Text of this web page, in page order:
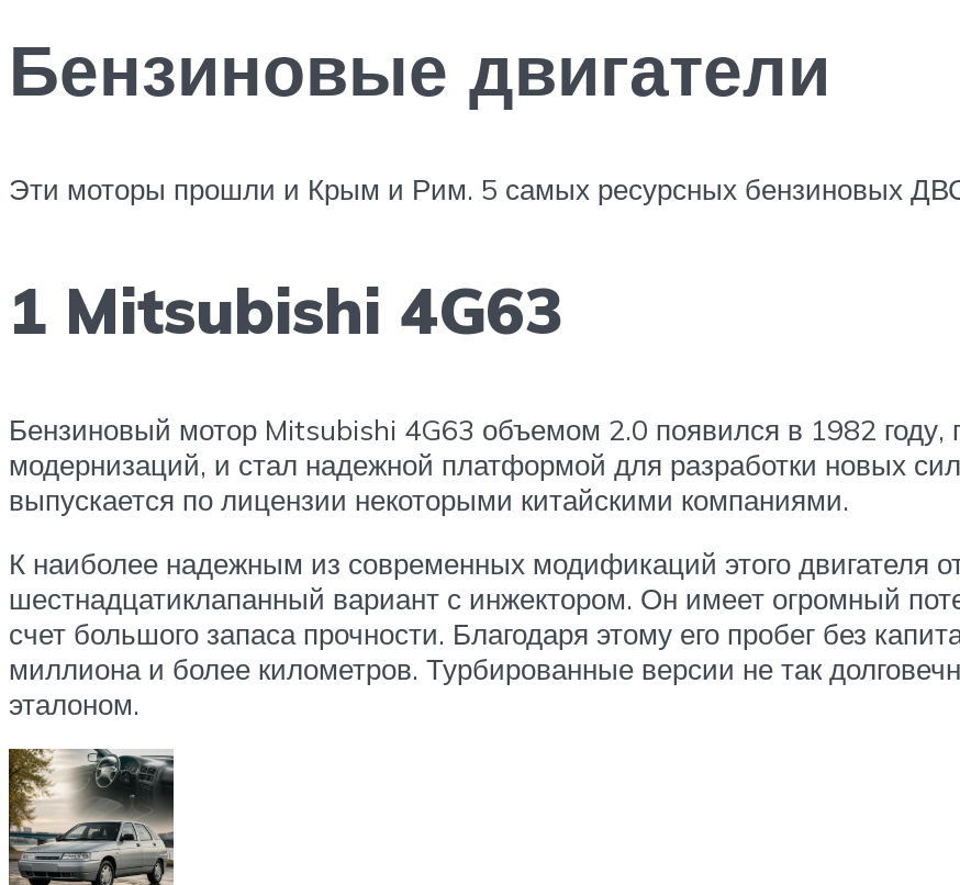
Бензиновые двигатели
Эти моторы прошли и Крым и Рим. 5 самых ресурсных бензиновых ДВС
1 Mitsubishi 4G63
Бензиновый мотор Mitsubishi 4G63 объемом 2.0 появился в 1982 году,
модернизаций, и стал надежной платформой для разработки новых
выпускается по лицензии некоторыми китайскими компаниями.
К наиболее надежным из современных модификаций этого двигателя
шестнадцатиклапанный вариант с инжектором. Он имеет огромный
счет большого запаса прочности. Благодаря этому его пробег без
миллиона и более километров. Турбированные версии не так
эталоном.